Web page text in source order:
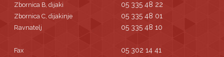
Zbornica B, dijaki 05 335 48 22
Zbornica C, dijakinje 05 335 48 01
Ravnatelj 05 335 48 10
Fax 05 302 14 41